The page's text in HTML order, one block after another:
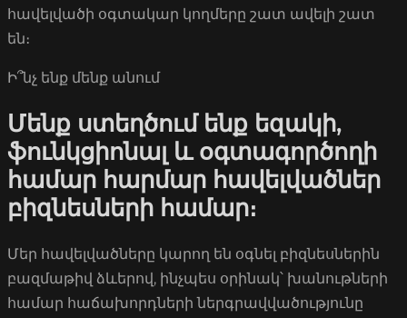
հավելվածի օգտակար կողմերը շատ ավելի շատ
են։
Ի՞նչ ենք մենք անում
Մենք ստեղծում ենք եզակի,
ֆունկցիոնալ և օգտագործողի
համար հարմար հավելվածներ
բիզնեսների համար։
Մեր հավելվածները կարող են օգնել բիզնեսներին
բազմաթիվ ձևերով, ինչպես օրինակ՝ խանութների
համար հաճախորդների ներգրավվածությունը